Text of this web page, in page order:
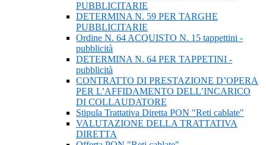
PUBBLICITARIE
DETERMINA N. 59 PER TARGHE
PUBBLICITARIE
Ordine N. 64 ACQUISTO N. 15 tappettini -
pubblicità
DETERMINA N. 64 PER TAPPETINI -
pubblicità
CONTRATTO DI PRESTAZIONE D’OPERA
PER L’AFFIDAMENTO DELL’INCARICO
DI COLLAUDATORE
Stipula Trattativa Diretta PON "Reti cablate"
VALUTAZIONE DELLA TRATTATIVA
DIRETTA